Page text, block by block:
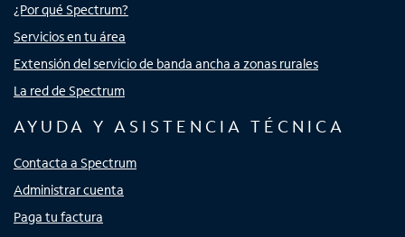
¿Por qué Spectrum?
Servicios en tu área
Extensión del servicio de banda ancha a zonas rurales
La red de Spectrum
AYUDA Y ASISTENCIA TÉCNICA
Contacta a Spectrum
Administrar cuenta
Paga tu factura